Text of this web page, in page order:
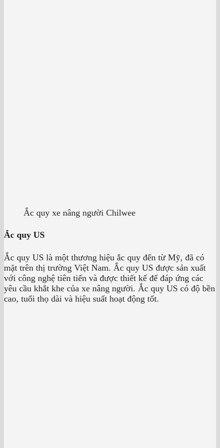
Ắc quy xe nâng người Chilwee
Ắc quy US
Ắc quy US là một thương hiệu ắc quy đến từ Mỹ, đã có
mặt trên thị trường Việt Nam. Ắc quy US được sản xuất
với công nghệ tiên tiến và được thiết kế để đáp ứng các
yêu cầu khắt khe của xe nâng người. Ắc quy US có độ bền
cao, tuổi thọ dài và hiệu suất hoạt động tốt.